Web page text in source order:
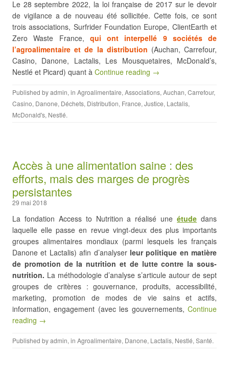
Le 28 septembre 2022, la loi française de 2017 sur le devoir
de vigilance a de nouveau été sollicitée. Cette fois, ce sont
trois associations, Surfrider Foundation Europe, ClientEarth et
Zero Waste France, qui ont interpellé 9 sociétés de
l’agroalimentaire et de la distribution (Auchan, Carrefour,
Casino, Danone, Lactalis, Les Mousquetaires, McDonald’s,
Nestlé et Picard) quant à Continue reading →
Published byadmin, in Agroalimentaire, Associations, Auchan, Carrefour,
Casino, Danone, Déchets, Distribution, France, Justice, Lactalis,
McDonald's, Nestlé.
Accès à une alimentation saine : des
efforts, mais des marges de progrès
persistantes
29 mai 2018
La fondation Access to Nutrition a réalisé uneétude dans
laquelle elle passe en revue vingt-deux des plus importants
groupes alimentaires mondiaux (parmi lesquels les français
Danone et Lactalis) afin d’analyser leur politique en matière
de promotion de la nutrition et de lutte contre la sous-
nutrition. La méthodologie d’analyse s’articule autour de sept
groupes de critères : gouvernance, produits, accessibilité,
marketing, promotion de modes de vie sains et actifs,
information, engagement (avec les gouvernements, Continue
reading →
Published byadmin, in Agroalimentaire, Danone, Lactalis, Nestlé, Santé.